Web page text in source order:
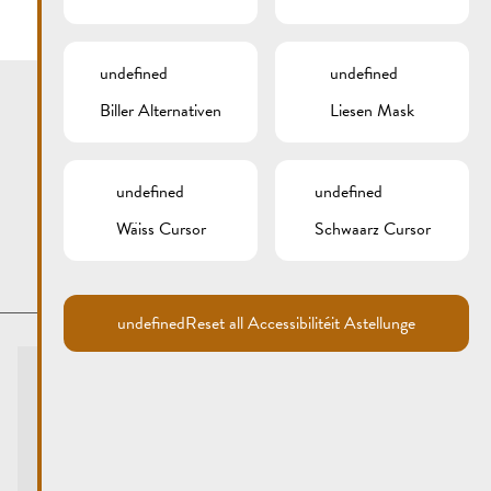
undefined
Biller Alternativen
undefined
Liesen Mask
undefined
Wäiss Cursor
undefined
Schwaarz Cursor
undefinedReset all Accessibilitéit Astellunge